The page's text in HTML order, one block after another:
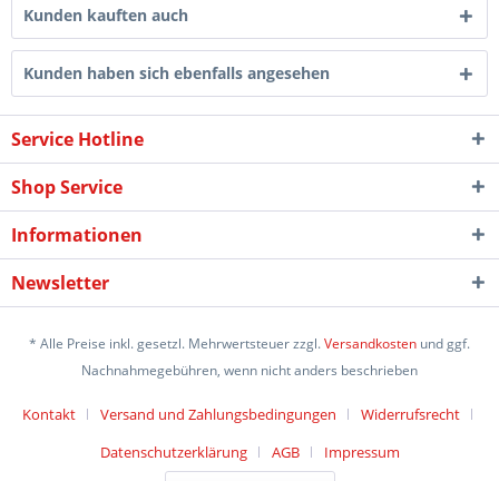
Kunden kauften auch
Kunden haben sich ebenfalls angesehen
Service Hotline
Shop Service
Informationen
Newsletter
* Alle Preise inkl. gesetzl. Mehrwertsteuer zzgl.Versandkosten und ggf.
Nachnahmegebühren, wenn nicht anders beschrieben
Kontakt Versand und Zahlungsbedingungen
Widerrufsrecht
Datenschutzerklärung
AGB Impressum